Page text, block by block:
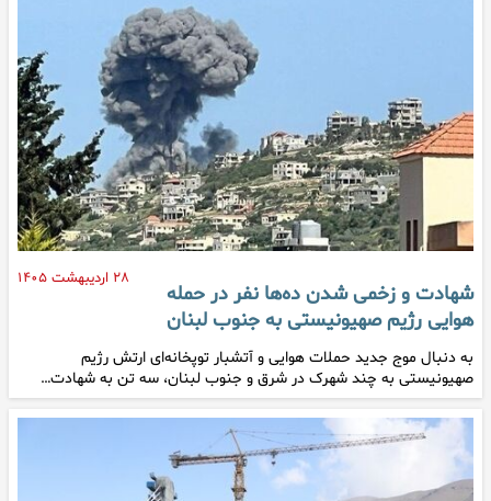
۲۸ اردیبهشت ۱۴۰۵
شهادت و زخمی شدن ده‌ها نفر در حمله
هوایی رژیم صهیونیستی به جنوب لبنان
به دنبال موج جدید حملات هوایی و آتشبار توپخانه‌ای ارتش رژیم
صهیونیستی به چند شهرک در شرق و جنوب لبنان، سه تن به شهادت…